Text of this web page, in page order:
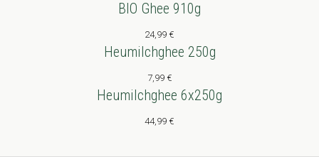
BIO Ghee 910g
24,99 €
Heumilchghee 250g
7,99 €
Heumilchghee 6x250g
44,99 €